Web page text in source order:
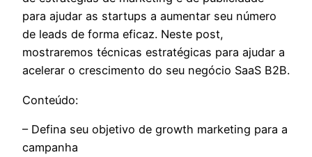
para ajudar as startups a aumentar seu número
de leads de forma eficaz. Neste post,
mostraremos técnicas estratégicas para ajudar a
acelerar o crescimento do seu negócio SaaS B2B.
Conteúdo:
– Defina seu objetivo de growth marketing para a
campanha